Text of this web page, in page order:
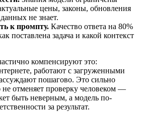
цены, законы, обновления
не знает.
к промпту. Качество ответа на 80%
поставлена задача и какой контекст
компенсируют это:
работают с загруженными
пошагово. Это сильно
отменяет проверку человеком —
быть неверным, а модель по-
за результат.